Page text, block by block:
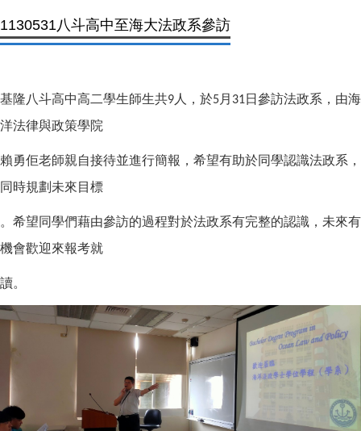
1130531八斗高中至海大法政系參訪
基隆八斗高中高二學生師生共9 人，於5月 31日參訪法政系，由海
洋法律與政策學院
賴勇佢老師親自接待並進行簡報，希望有助於同學認識法政系，
同時規劃未來目標
。希望同學們藉由參訪的過程對於法政系有完整的認識，未來有
機會歡迎來報考就
讀。